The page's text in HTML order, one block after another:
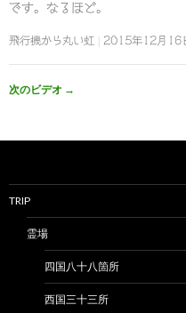
です。なるほど。
飛行機から丸い虹 2015年12月16
次のビデオ →
TRIP
霊場
四国八十八箇所
西国三十三所